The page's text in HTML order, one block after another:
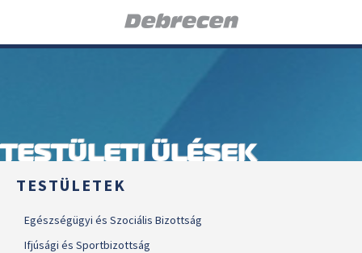
TESTÜLETI ÜLÉSEK
TESTÜLETEK
Egészségügyi és Szociális Bizottság
Ifjúsági és Sportbizottság